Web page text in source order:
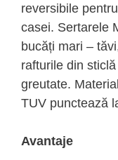
reversibile
casei. Sertarele
bucăți mari –
rafturile din
greutate.
TUV punctează
Avantaje